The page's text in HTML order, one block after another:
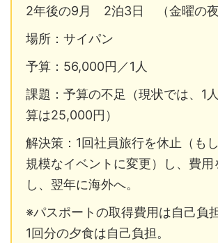
2年後の9月 2泊3日 （金曜の夜
場所：サイパン
予算：56,000円／1人
課題：予算の不足（現状では、1
算は25,000円）
解決策：1回社員旅行を休止（も
規模なイベントに変更）し、費用
し、翌年に海外へ。
※パスポートの取得費用は自己負
1回分の夕食は自己負担。